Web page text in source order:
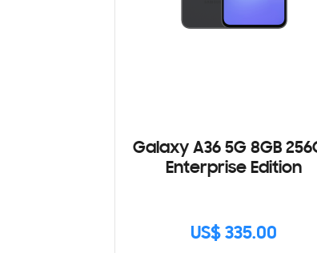
Galaxy A36 5G 8GB
Enterprise Edition
US$ 335.00